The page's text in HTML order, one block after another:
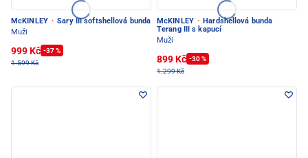
McKINLEY · Sary III softshellová bunda
Muži
999 Kč -37 %
1.599 Kč
McKINLEY · Hardshellová bunda
Terang III s kapucí
Muži
899 Kč -30 %
1.299 Kč